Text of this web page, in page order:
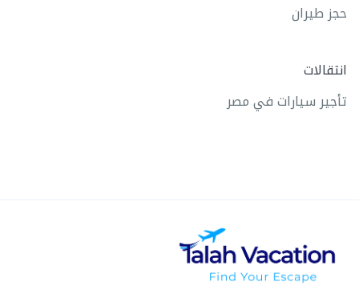
حجز طيران
انتقالات
تأجير سيارات في مصر